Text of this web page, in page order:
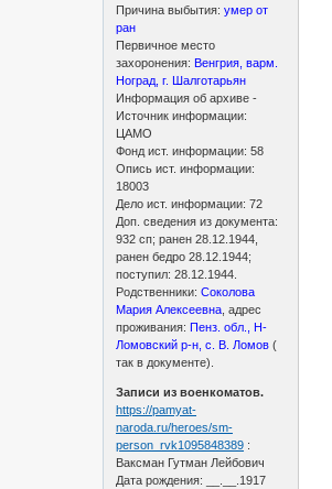
Причина выбытия:умер от
ран
Первичное место
захоронения: Венгрия, варм.
Ноград, г. Шалготарьян
Информация об архиве -
Источник информации:
ЦАМО
Фонд ист. информации: 58
Опись ист. информации:
18003
Дело ист. информации: 72
Доп. сведения из документа:
932 сп; ранен 28.12.1944,
ранен бедро 28.12.1944;
поступил: 28.12.1944.
Родственники:Соколова
Мария Алексеевна , адрес
проживания:Пенз. обл., Н-
Ломовский р-н, с. В. Ломов(
так в документе).
Записи из военкоматов.
https://pamyat-
naroda.ru/heroes/sm-
person_rvk1095848389 :
Ваксман Гутман Лейбович
Дата рождения: __.__.1917